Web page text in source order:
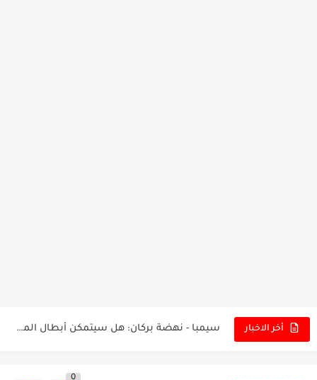
أخر الاخبار سيمبا - نهضة بركان: هل سيتمكن أبطال المغرب من الحفاظ...